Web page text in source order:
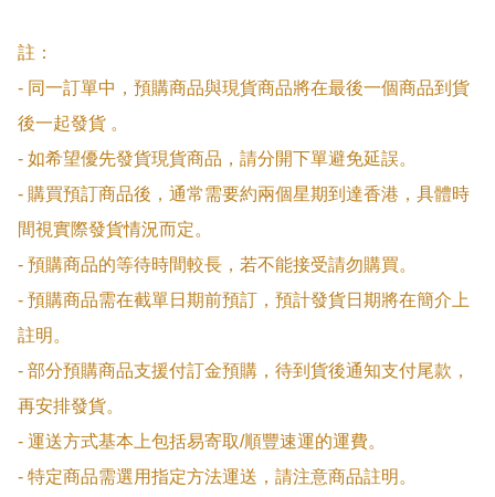
註：
- 同一訂單中，預購商品與現貨商品將在最後一個商品到貨
後一起發貨 。
- 如希望優先發貨現貨商品，請分開下單避免延誤。
- 購買預訂商品後，通常需要約兩個星期到達香港，具體時
間視實際發貨情況而定。
- 預購商品的等待時間較長，若不能接受請勿購買。
- 預購商品需在截單日期前預訂，預計發貨日期將在簡介上
註明。
- 部分預購商品支援付訂金預購，待到貨後通知支付尾款，
再安排發貨。
- 運送方式基本上包括易寄取/順豐速運的運費。
- 特定商品需選用指定方法運送，請注意商品註明。